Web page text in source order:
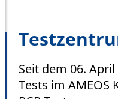
Seit dem 06.
Tests im AMEOS